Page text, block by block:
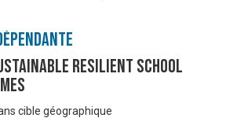
resilient school
cible géographique